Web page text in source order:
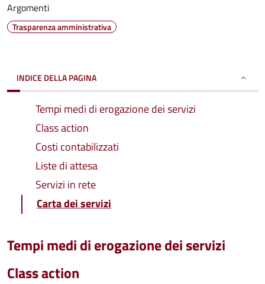
Argomenti
Trasparenza amministrativa
INDICE DELLA PAGINA
Tempi medi di erogazione dei servizi
Class action
Costi contabilizzati
Liste di attesa
Servizi in rete
Carta dei servizi
Tempi medi di erogazione dei servizi
Class action